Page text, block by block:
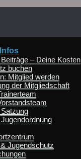
– Deine Kosten
buchen
Mitglied werden
der Mitgliedschaft
Jugendschutz